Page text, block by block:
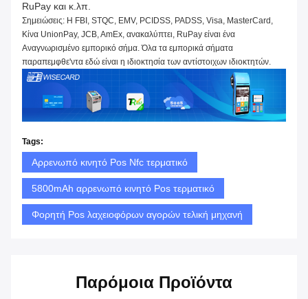
RuPay και κ.λπ.
Σημειώσεις: Η FBI, STQC, EMV, PCIDSS, PADSS, Visa, MasterCard,
Κίνα UnionPay, JCB, AmEx, ανακαλύπτει, RuPay είναι ένα
Αναγνωρισμένο εμπορικό σήμα. Όλα τα εμπορικά σήματα
παραπεμφθε'ντα εδώ είναι η ιδιοκτησία των αντίστοιχων ιδιοκτητών.
Tags:
Αρρενωπό κινητό Pos Nfc τερματικό
5800mAh αρρενωπό κινητό Pos τερματικό
Φορητή Pos λαχειοφόρων αγορών τελική μηχανή
Παρόμοια Προϊόντα